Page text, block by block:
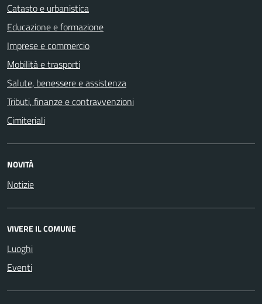
Catasto e urbanistica
Educazione e formazione
Imprese e commercio
Mobilità e trasporti
Salute, benessere e assistenza
Tributi, finanze e contravvenzioni
Cimiteriali
NOVITÀ
Notizie
VIVERE IL COMUNE
Luoghi
Eventi